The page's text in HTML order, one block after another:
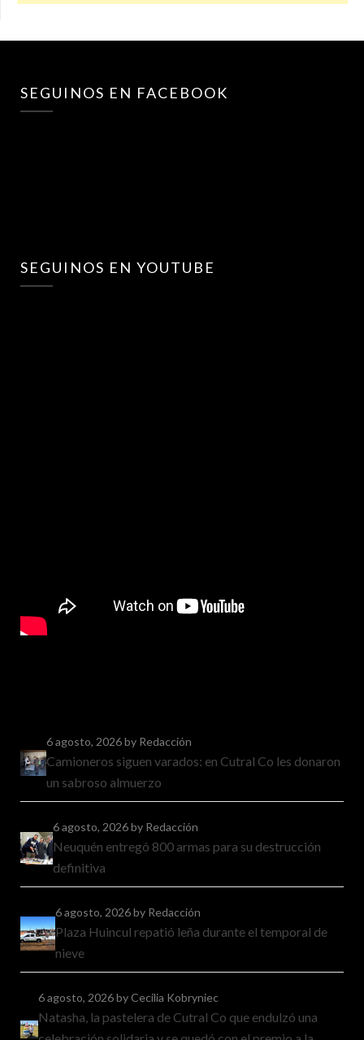
SEGUINOS EN FACEBOOK
SEGUINOS EN YOUTUBE
6 agosto, 2026by Redacción
Camioneros siguen varados: en Cutral Co les donaron
un sabroso almuerzo
6 agosto, 2026by Redacción
Neuquén entregó 800 armas para su destrucción
definitiva
6 agosto, 2026by Redacción
Plaza Huincul repatió leña durante el temporal de
nieve
6 agosto, 2026by Cecilia Kobryniec
Natasha, la pastelera de Cutral Co que endulzó una